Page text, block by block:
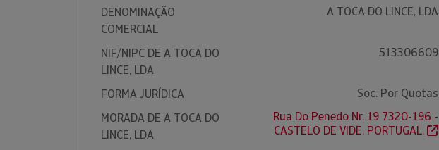
DENOMINAÇÃO
COMERCIAL
A TOCA DO LINCE, LDA
NIF/NIPC DE A TOCA DO
LINCE, LDA
513306609
FORMA JURÍDICA
Soc. Por Quotas
MORADA DE A TOCA DO
LINCE, LDA
Rua Do Penedo Nr. 19 7320-196 -
CASTELO DE VIDE. PORTUGAL.